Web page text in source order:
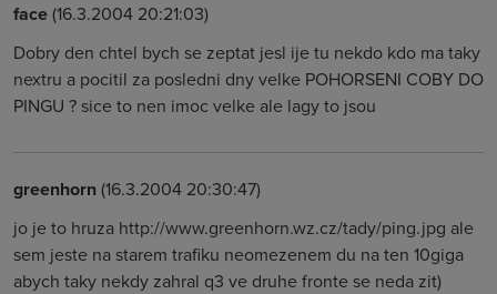
face(16.3.2004 20:21:03)
Dobry den chtel bych se zeptat jesl ije tu nekdo kdo ma taky
nextru a pocitil za posledni dny velke POHORSENI COBY DO
PINGU ? sice to nen imoc velke ale lagy to jsou
greenhorn(16.3.2004 20:30:47)
jo je to hruza http://www.greenhorn.wz.cz/tady/ping.jpg ale
sem jeste na starem trafiku neomezenem du na ten 10giga
abych taky nekdy zahral q3 ve druhe fronte se neda zit)